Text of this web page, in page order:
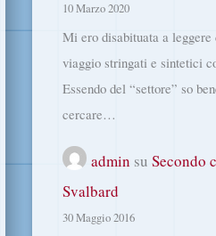
10 Marzo 2020
Mi ero disabituata a
viaggio stringati e sintetici
Essendo del “settore” so
cercare…
admin suSecondo
Svalbard
30 Maggio 2016